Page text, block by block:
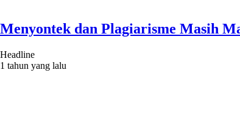
Menyontek dan Plagiarisme Masih
Headline
1 tahun yang lalu